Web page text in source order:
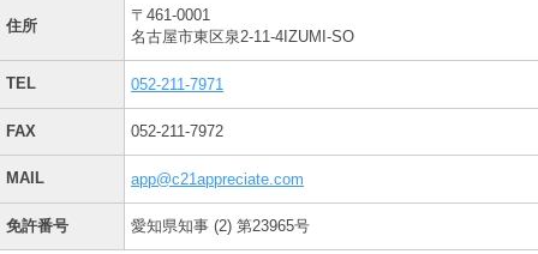
住所
〒461-0001
名古屋市東区泉2-11-4IZUMI-SO
TEL 052-211-7971
FAX 052-211-7972
MAIL app@c21appreciate.com
免許番号 愛知県知事 (2) 第23965号